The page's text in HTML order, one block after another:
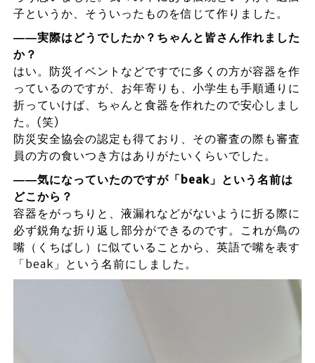
子というか、そういったものを信じて作りました。
――実際はどうでしたか？ちゃんと皆さん作れました
か？
はい。防災イベントなどですでに多くの方が容器を作
っているのですが、お年寄りも、小学生も手順通りに
折っていけば、ちゃんと食器を作れたので安心しまし
た。(笑)
防災安全協会の認定も得ており、その審査の際も審査
員の方の食いつき方はありがたいくらいでした。
――気になっていたのですが「beak」という名前は
どこから？
容器をがっちりと、液漏れなどがないように折る際に
必ず鋭角な折り返し部分ができるのです。これが鳥の
嘴（くちばし）に似ていることから、英語で嘴を表す
「beak」という名前にしました。